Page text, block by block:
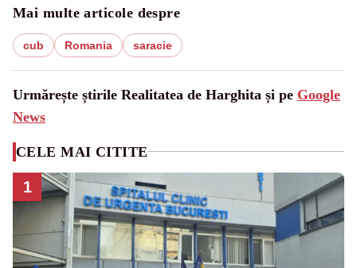
Mai multe articole despre
cub Romania saracie
Urmărește știrile Realitatea de Harghita și pe Google
News
CELE MAI CITITE
1